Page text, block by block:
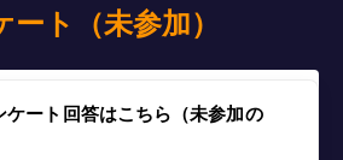
ート（未参加）
ケート回答はこちら（未参加の